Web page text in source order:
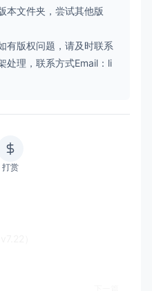
本文件夹，尝试其他版
有版权问题，请及时联系
处理，联系方式Email：li
打赏